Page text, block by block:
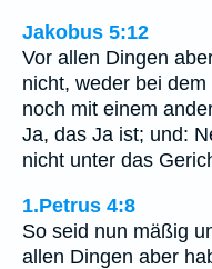
Jakobus 5:12
Vor allen Dingen
nicht, weder bei
noch mit einem
Ja, das Ja ist; und:
nicht unter das
1.Petrus 4:8
So seid nun mäßig
allen Dingen aber